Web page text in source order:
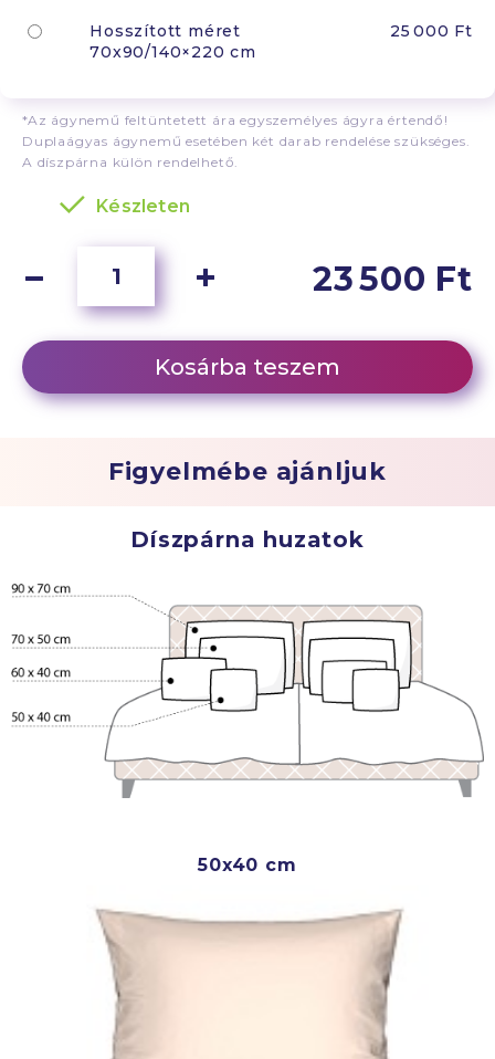
Hosszított méret
70x90/140×220 cm
25 000 Ft
*Az ágynemű feltüntetett ára egyszemélyes ágyra értendő!
Duplaágyas ágynemű esetében két darab rendelése szükséges.
A díszpárna külön rendelhető.
Készleten
23 500 Ft
Kosárba teszem
Figyelmébe ajánljuk
Díszpárna huzatok
50x40 cm